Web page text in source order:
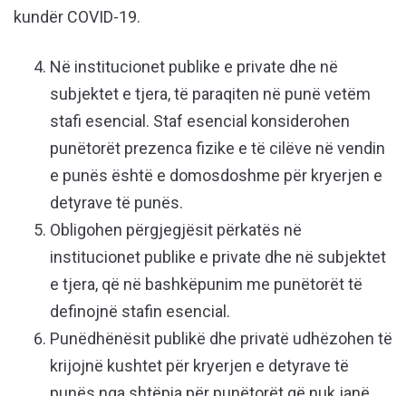
kundër COVID-19.
Në institucionet publike e private dhe në
subjektet e tjera, të paraqiten në punë vetëm
stafi esencial. Staf esencial konsiderohen
punëtorët prezenca fizike e të cilëve në vendin
e punës është e domosdoshme për kryerjen e
detyrave të punës.
Obligohen përgjegjësit përkatës në
institucionet publike e private dhe në subjektet
e tjera, që në bashkëpunim me punëtorët të
definojnë stafin esencial.
Punëdhënësit publikë dhe privatë udhëzohen të
krijojnë kushtet për kryerjen e detyrave të